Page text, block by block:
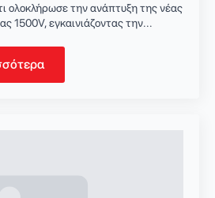
ολοκλήρωσε την ανάπτυξη της νέας
1500V, εγκαινιάζοντας την...